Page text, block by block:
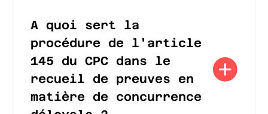
A quoi sert la
procédure de l'article
145 du CPC dans le
recueil de preuves en
matière de concurrence